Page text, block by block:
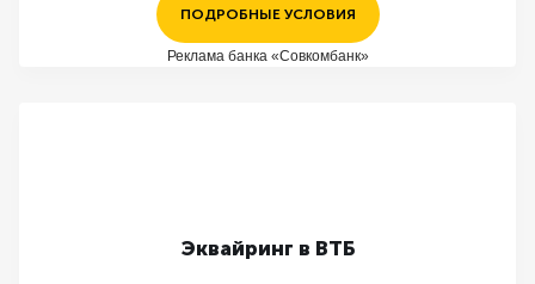
ПОДРОБНЫЕ УСЛОВИЯ
Реклама банка «Совкомбанк»
Эквайринг в ВТБ